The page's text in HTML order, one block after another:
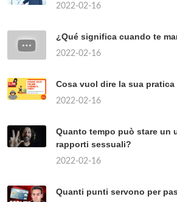
2022-02-16
¿Qué significa cuando te
2022-02-16
Cosa vuol dire la sua pratica
2022-02-16
Quanto tempo può stare un
rapporti sessuali?
2022-02-16
Quanti punti servono per